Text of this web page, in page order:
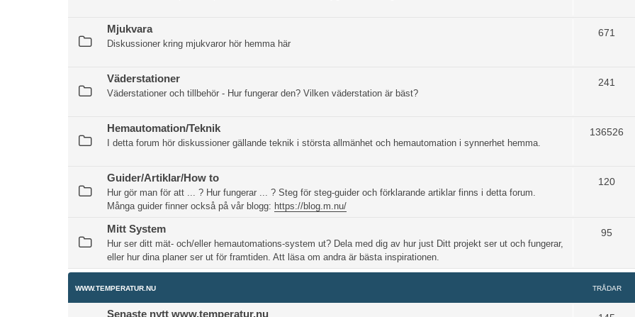
Mjukvara
Diskussioner kring mjukvaror hör hemma här
671
Väderstationer
Väderstationer och tillbehör - Hur fungerar den? Vilken väderstation är bäst?
241
Hemautomation/Teknik
I detta forum hör diskussioner gällande teknik i största allmänhet och hemautomation i synnerhet hemma.
136526
Guider/Artiklar/How to
Hur gör man för att ... ? Hur fungerar ... ? Steg för steg-guider och förklarande artiklar finns i detta forum.
Många guider finner också på vår blogg: https://blog.m.nu/
120
Mitt System
Hur ser ditt mät- och/eller hemautomations-system ut? Dela med dig av hur just Ditt projekt ser ut och fungerar,
eller hur dina planer ser ut för framtiden. Att läsa om andra är bästa inspirationen.
95
WWW.TEMPERATUR.NU TRÅDAR
Senaste nytt www.temperatur.nu